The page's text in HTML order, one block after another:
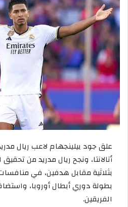
علقجود بيلينجهاملاعب ريال
أتالانتا، ونجح ريالمدريدمنتحقيق
بثلاثيةمقابلهدفين، في
بطولةدوريأبطالأوروبا،
الفريقين.